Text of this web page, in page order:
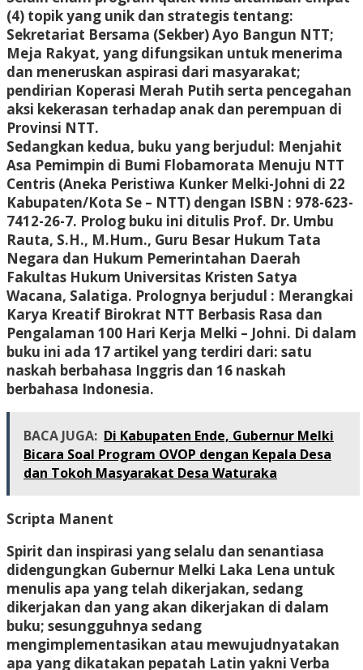
(4) topik yang unik dan strategis tentang:
Sekretariat Bersama (Sekber) Ayo Bangun NTT;
Meja Rakyat, yang difungsikan untuk menerima
dan meneruskan aspirasi dari masyarakat;
pendirian Koperasi Merah Putih serta pencegahan
aksi kekerasan terhadap anak dan perempuan di
Provinsi NTT.
Sedangkan kedua, buku yang berjudul: Menjahit
Asa Pemimpin di Bumi Flobamorata Menuju NTT
Centris (Aneka Peristiwa Kunker Melki-Johni di 22
Kabupaten/Kota Se – NTT) dengan ISBN : 978-623-
7412-26-7. Prolog buku ini ditulis Prof. Dr. Umbu
Rauta, S.H., M.Hum., Guru Besar Hukum Tata
Negara dan Hukum Pemerintahan Daerah
Fakultas Hukum Universitas Kristen Satya
Wacana, Salatiga. Prolognya berjudul : Merangkai
Karya Kreatif Birokrat NTT Berbasis Rasa dan
Pengalaman 100 Hari Kerja Melki – Johni. Di dalam
buku ini ada 17 artikel yang terdiri dari: satu
naskah berbahasa Inggris dan 16 naskah
berbahasa Indonesia.
BACA JUGA: Di Kabupaten Ende, Gubernur Melki
Bicara Soal Program OVOP dengan Kepala Desa
dan Tokoh Masyarakat Desa Waturaka
Scripta Manent
Spirit dan inspirasi yang selalu dan senantiasa
didengungkan Gubernur Melki Laka Lena untuk
menulis apa yang telah dikerjakan, sedang
dikerjakan dan yang akan dikerjakan di dalam
buku; sesungguhnya sedang
mengimplementasikan atau mewujudnyatakan
apa yang dikatakan pepatah Latin yakni Verba